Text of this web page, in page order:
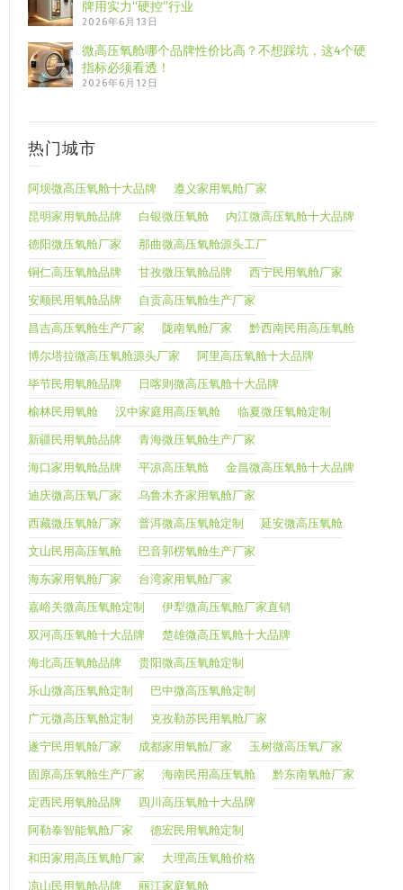
牌用实力“硬控”行业
2026年6月13日
微高压氧舱哪个品牌性价比高？不想踩坑，这4个硬
指标必须看透！
2026年6月12日
热门城市
阿坝微高压氧舱十大品牌 遵义家用氧舱厂家
昆明家用氧舱品牌 白银微压氧舱 内江微高压氧舱十大品牌
德阳微压氧舱厂家 那曲微高压氧舱源头工厂
铜仁高压氧舱品牌 甘孜微压氧舱品牌 西宁民用氧舱厂家
安顺民用氧舱品牌 自贡高压氧舱生产厂家
昌吉高压氧舱生产厂家 陇南氧舱厂家 黔西南民用高压氧舱
博尔塔拉微高压氧舱源头厂家 阿里高压氧舱十大品牌
毕节民用氧舱品牌 日喀则微高压氧舱十大品牌
榆林民用氧舱 汉中家庭用高压氧舱 临夏微压氧舱定制
新疆民用氧舱品牌 青海微压氧舱生产厂家
海口家用氧舱品牌 平凉高压氧舱 金昌微高压氧舱十大品牌
迪庆微高压氧厂家 乌鲁木齐家用氧舱厂家
西藏微压氧舱厂家 普洱微高压氧舱定制 延安微高压氧舱
文山民用高压氧舱 巴音郭楞氧舱生产厂家
海东家用氧舱厂家 台湾家用氧舱厂家
嘉峪关微高压氧舱定制 伊犁微高压氧舱厂家直销
双河高压氧舱十大品牌 楚雄微高压氧舱十大品牌
海北高压氧舱品牌 贵阳微高压氧舱定制
乐山微高压氧舱定制 巴中微高压氧舱定制
广元微高压氧舱定制 克孜勒苏民用氧舱厂家
遂宁民用氧舱厂家 成都家用氧舱厂家 玉树微高压氧厂家
固原高压氧舱生产厂家 海南民用高压氧舱 黔东南氧舱厂家
定西民用氧舱品牌 四川高压氧舱十大品牌
阿勒泰智能氧舱厂家 德宏民用氧舱定制
和田家用高压氧舱厂家 大理高压氧舱价格
凉山民用氧舱品牌 丽江家庭氧舱